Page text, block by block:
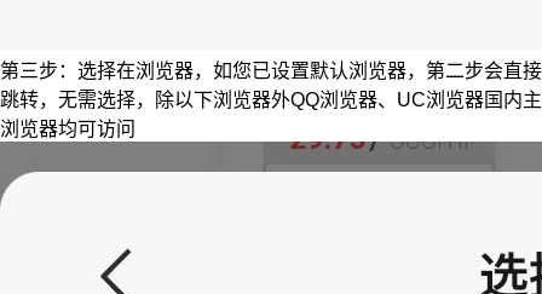
第三步：选择在浏览器，如您已设置默认浏览器，第二步会直接
跳转，无需选择，除以下浏览器外QQ浏览器、UC浏览器国内主
浏览器均可访问